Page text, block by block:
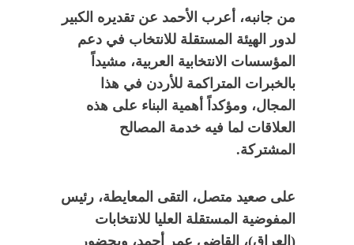
من جانبه، أعرب الأحمد عن تقديره الكبير
لدور الهيئة المستقلة للانتخاب في دعم
المؤسسات الانتخابية العربية، مشيداً
بالخبرات المتراكمة للأردن في هذا
المجال، ومؤكداً أهمية البناء على هذه
العلاقات لما فيه خدمة المصالح
المشتركة.
على صعيد متصل، التقى المعايطة، رئيس
المفوضية المستقلة العليا للانتخابات
(العراق)، القاضي عمر أحمد، وبحضور